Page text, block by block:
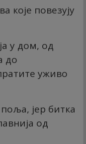
које повезују
у дом, од
до
уживо
јер битка
од